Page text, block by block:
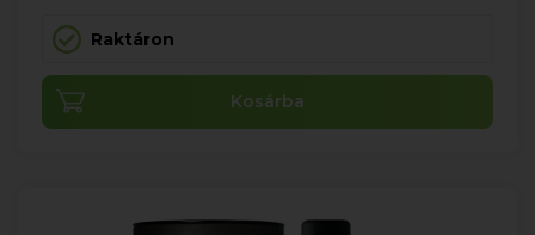
Raktáron
Kosárba